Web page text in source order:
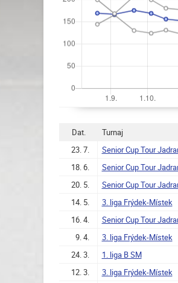
Dat. Turnaj
23. 7.
Senior Cup Tour
18. 6.
Senior Cup Tour
20. 5.
Senior Cup Tour
14. 5.
3. liga Frýdek-Místek
16. 4.
Senior Cup Tour
9. 4.
3. liga Frýdek-Místek
24. 3.
1. liga B SM
12. 3.
3. liga Frýdek-Místek